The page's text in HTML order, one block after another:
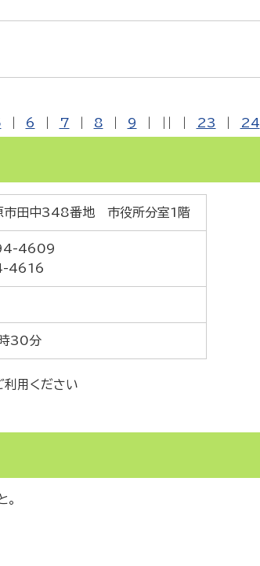
6 7 8 9 23 24
田中348番地 市役所分室1階
94-4609
4616
30分
利用ください